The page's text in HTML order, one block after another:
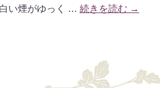
い煙がゆっく … 続きを読む →